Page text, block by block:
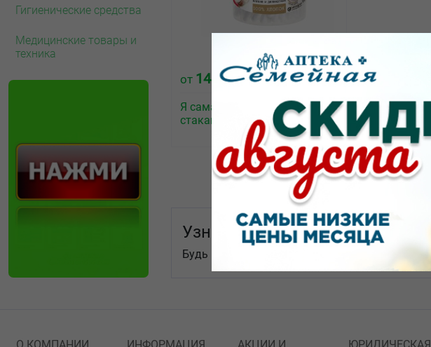
Гигиенические средства
Медицинские товары и
техника
от 146.30₽
Я самая ватные палочки
стакан 100 шт
Узнай первым!
Будь в курсе послених новостей и акций.